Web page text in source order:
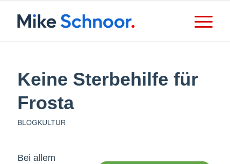
Keine Sterbehilfe für
Frosta
BLOGKULTUR
Bei allem